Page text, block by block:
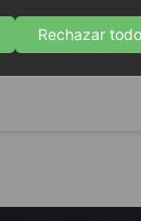
Rechazar todo